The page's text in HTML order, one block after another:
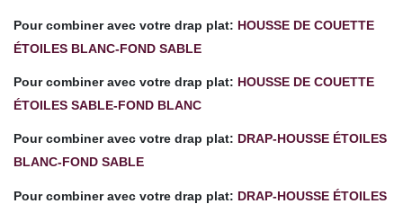
Pour combiner avec votre drap plat: HOUSSE DE COUETTE
ÉTOILES BLANC-FOND SABLE
Pour combiner avec votre drap plat: HOUSSE DE COUETTE
ÉTOILES SABLE-FOND BLANC
Pour combiner avec votre drap plat: DRAP-HOUSSE ÉTOILES
BLANC-FOND SABLE
Pour combiner avec votre drap plat: DRAP-HOUSSE ÉTOILES